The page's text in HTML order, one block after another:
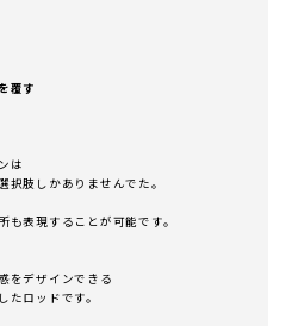
覆す
は
択肢しかありませんでた。
表現することが可能です。
をデザインできる
ロッドです。